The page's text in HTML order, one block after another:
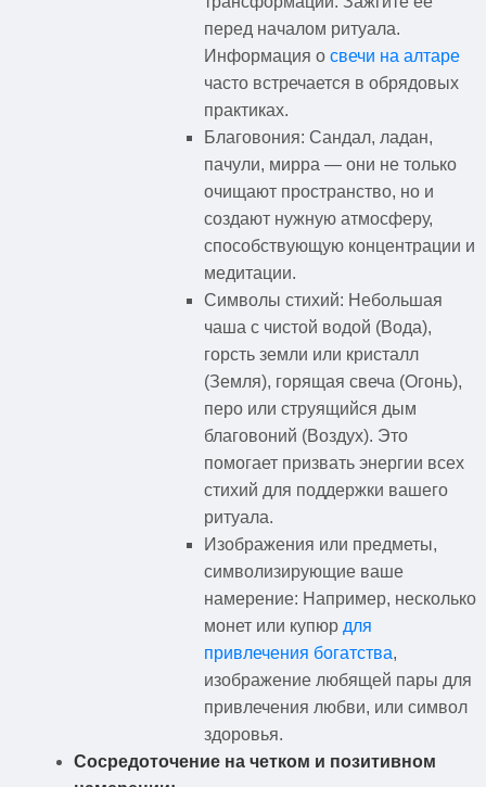
перед началом ритуала.
Информация о свечи на алтаре
часто встречается в обрядовых
практиках.
Благовония: Сандал, ладан,
пачули, мирра — они не только
очищают пространство, но и
создают нужную атмосферу,
способствующую концентрации и
медитации.
Символы стихий: Небольшая
чаша с чистой водой (Вода),
горсть земли или кристалл
(Земля), горящая свеча (Огонь),
перо или струящийся дым
благовоний (Воздух). Это
помогает призвать энергии всех
стихий для поддержки вашего
ритуала.
Изображения или предметы,
символизирующие ваше
намерение: Например, несколько
монет или купюр для
привлечения богатства,
изображение любящей пары для
привлечения любви, или символ
здоровья.
Сосредоточение на четком и позитивном